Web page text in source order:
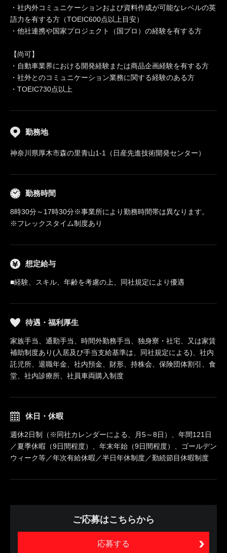
・社内外コミュニケーションおよび資料作成が可能なレベルの英
語力を有する方（TOEIC600点以上目安）
・他社連携や国家プロジェクト（国プロ）の経験を有する方
【尚可】
・自動車業界における開発経験または商品企画経験を有する方
・社外とのコミュニケーション業務に関する経験のある方
・TOEIC730点以上
勤務地
神奈川県厚木市森の里青山1-1（日産先進技術開発センター）
勤務時間
8時30分～17時30分※事業所により勤務時間帯は異なります。
※フレックスタイム制度あり
想定給与
■経験、スキル、年齢を考慮の上、同社規定により優遇
待遇・福利厚生
家族手当、通勤手当、時間外勤務手当、独身寮・社宅、又は家賃
補助制度あり(入居及び手当支給基準は、同社規定による)、社内
託児所、退職年金、社内預金、財形、持株会、保険団体割引、食
堂、社内診療所、社員車両購入制度
休日・休暇
週休2日制（※同社カレンダーによる、月5～8日）、年間121日
／夏季休暇（9日間程度）、年末年始（9日間程度）、ゴールデン
ウィーク等／年次有給休暇／半日年休制度／勤続節目休暇制度
ご応募はこちらから
応募する